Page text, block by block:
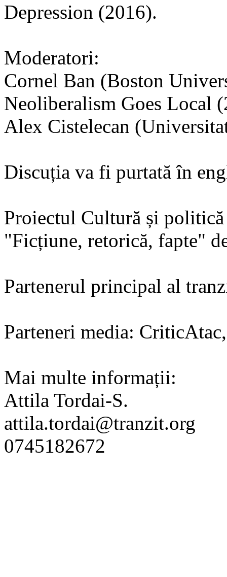
Depression (2016).
Moderatori:
Cornel Ban (Boston
Neoliberalism Goes Local
Alex Cistelecan
Discuția va fi purtată în
Proiectul Cultură și
"Ficțiune, retorică, fapte"
Partenerul principal al
Parteneri media:
Mai multe informații:
Attila Tordai-S.
attila.tordai@tranzit.org
0745182672